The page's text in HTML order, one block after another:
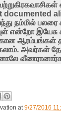
documented
நம்மில்
என்றோ
ஆரம்பங்கள்
அவர்கள்
at 9/27/2016